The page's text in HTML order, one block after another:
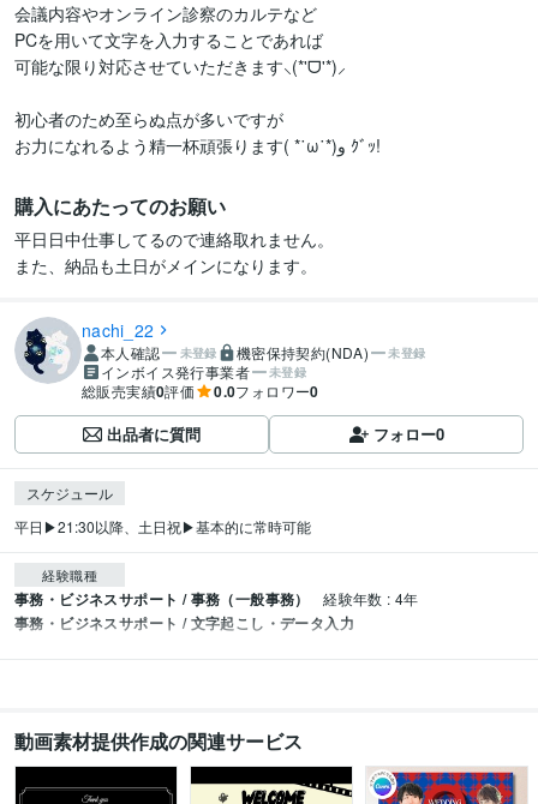
会議内容やオンライン診察のカルテなど
PCを用いて文字を入力することであれば
可能な限り対応させていただきます⸜(*'ᗜ'*)⸝
初心者のため至らぬ点が多いですが
購入にあたってのお願い
平日日中仕事してるので連絡取れません。
また、納品も土日がメインになります。
nachi_22
本人確認 未登録 機密保持契約(NDA) 未登録
インボイス発行事業者 未登録
総販売実績0評価 0.0フォロワー0
出品者に質問 フォロー0
スケジュール
平日▶︎21:30以降、土日祝▶︎基本的に常時可能
経験職種
事務・ビジネスサポート / 事務（一般事務） 経験年数 : 4年
事務・ビジネスサポート / 文字起こし・データ入力
動画素材提供作成の関連サービス